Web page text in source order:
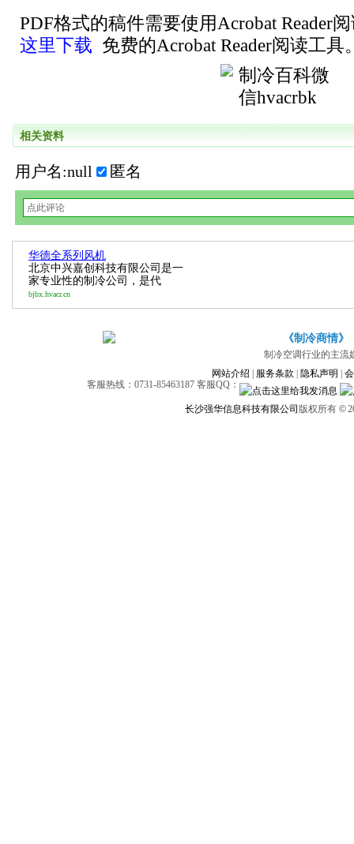
PDF格式的稿件需要使用Acrobat Reader
这里下载 免费的Acrobat Reader阅读工具
相关资料
用户名:null 匿名
华德全系列风机
北京中兴嘉创科技有限公司是一
家专业性的制冷公司，是代
bjbx.hvacr.cn
《制冷商情》
制冷空调行业的主流
网站介绍
服务条款 隐私声明
客服热线：0731-85463187 客服QQ：
长沙强华信息科技有限公司 版权所有 ©